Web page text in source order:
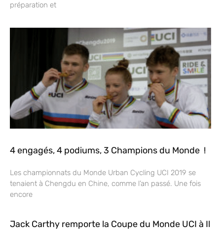
préparation et
4 engagés, 4 podiums, 3 Champions du Monde !
Les championnats du Monde Urban Cycling UCI 2019 se
tenaient à Chengdu en Chine, comme l’an passé. Une fois
encore
Jack Carthy remporte la Coupe du Monde UCI à Il